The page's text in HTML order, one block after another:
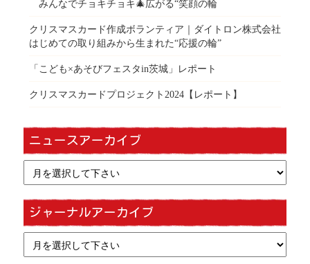
みんなでチョキチョキ🎄広がる“笑顔の輪
クリスマスカード作成ボランティア｜ダイトロン株式会社
はじめての取り組みから生まれた“応援の輪”
「こども×あそびフェスタin茨城」レポート
クリスマスカードプロジェクト2024【レポート】
ニュースアーカイブ
ジャーナルアーカイブ